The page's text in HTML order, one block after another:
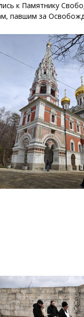
к Памятнику
павшим за